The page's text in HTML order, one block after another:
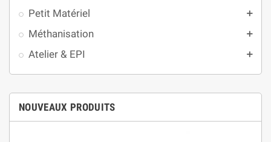
Petit Matériel add
Méthanisation add
Atelier & EPI add
NOUVEAUX PRODUITS